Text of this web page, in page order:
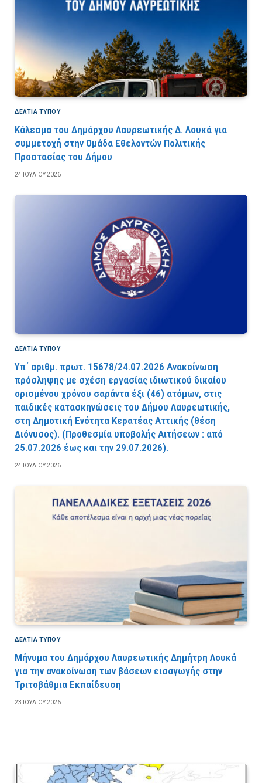
ΔΕΛΤΙΑ ΤΥΠΟΥ
Κάλεσμα του Δημάρχου Λαυρεωτικής Δ. Λουκά για
συμμετοχή στην Ομάδα Εθελοντών Πολιτικής
Προστασίας του Δήμου
24 ΙΟΥΛΊΟΥ 2026
ΔΕΛΤΙΑ ΤΥΠΟΥ
Υπ΄ αριθμ. πρωτ. 15678/24.07.2026 Ανακοίνωση
πρόσληψης με σχέση εργασίας ιδιωτικού δικαίου
ορισμένου χρόνου σαράντα έξι (46) ατόμων, στις
παιδικές κατασκηνώσεις του Δήμου Λαυρεωτικής,
στη Δημοτική Ενότητα Κερατέας Αττικής (θέση
Διόνυσος). (Προθεσμία υποβολής Αιτήσεων : από
25.07.2026 έως και την 29.07.2026).
24 ΙΟΥΛΊΟΥ 2026
ΔΕΛΤΙΑ ΤΥΠΟΥ
Μήνυμα του Δημάρχου Λαυρεωτικής Δημήτρη Λουκά
για την ανακοίνωση των βάσεων εισαγωγής στην
Τριτοβάθμια Εκπαίδευση
23 ΙΟΥΛΊΟΥ 2026